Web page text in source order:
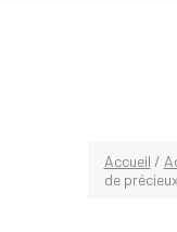
Accueil /
de